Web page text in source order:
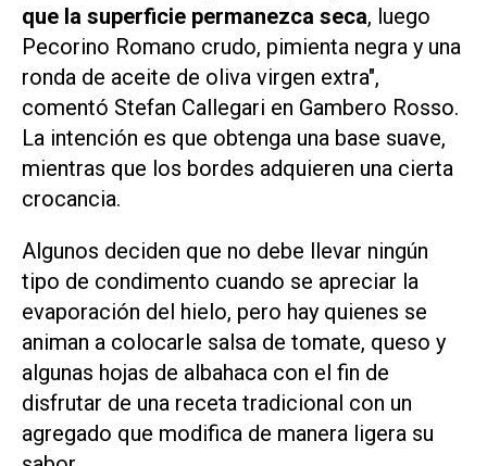
que la superficie permanezca seca, luego
Pecorino Romano crudo, pimienta negra y una
ronda de aceite de oliva virgen extra",
comentó Stefan Callegari en Gambero Rosso.
La intención es que obtenga una base suave,
mientras que los bordes adquieren una cierta
crocancia.
Algunos deciden que no debe llevar ningún
tipo de condimento cuando se apreciar la
evaporación del hielo, pero hay quienes se
animan a colocarle salsa de tomate, queso y
algunas hojas de albahaca con el fin de
disfrutar de una receta tradicional con un
agregado que modifica de manera ligera su